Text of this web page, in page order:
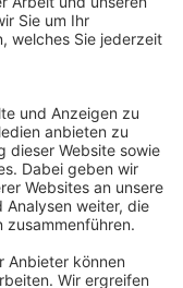
werden
für
114236103
befreit
unter der